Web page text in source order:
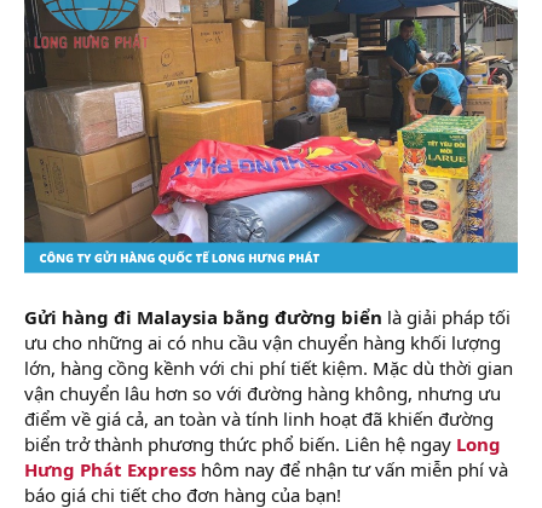
Gửi hàng đi Malaysia bằng đường biển là giải pháp tối
ưu cho những ai có nhu cầu vận chuyển hàng khối lượng
lớn, hàng cồng kềnh với chi phí tiết kiệm. Mặc dù thời gian
vận chuyển lâu hơn so với đường hàng không, nhưng ưu
điểm về giá cả, an toàn và tính linh hoạt đã khiến đường
biển trở thành phương thức phổ biến. Liên hệ ngay Long
Hưng Phát Express hôm nay để nhận tư vấn miễn phí và
báo giá chi tiết cho đơn hàng của bạn!